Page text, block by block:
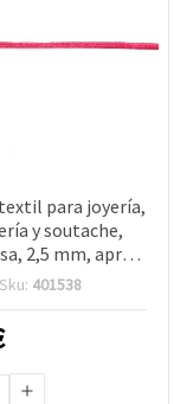
para joyería,
y soutache,
2,5 mm, aprox.
para pulseras,
y
Sku: 401538